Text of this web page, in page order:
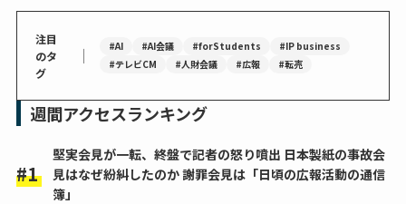
注目
のタ
グ
｜ #AI #AI会議 #forStudents
#IP business
#テレビCM
#人財会議 #広報 #転売
週間アクセスランキング
堅実会見が一転、終盤で記者の怒り噴出 日本製紙の事故会
見はなぜ紛糾したのか 謝罪会見は「日頃の広報活動の通信
簿」